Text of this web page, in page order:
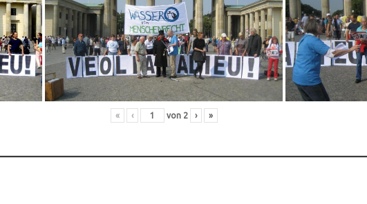
« ‹ von 2 › »